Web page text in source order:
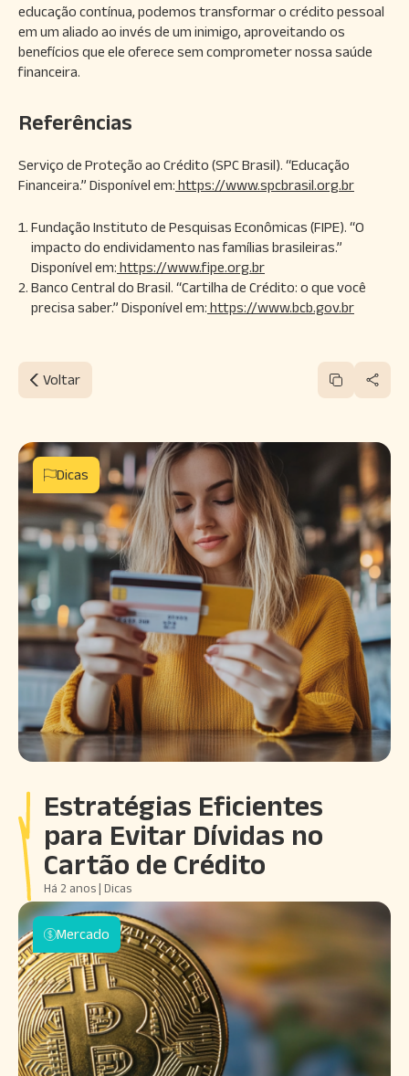
educação contínua, podemos transformar o crédito pessoal
em um aliado ao invés de um inimigo, aproveitando os
benefícios que ele oferece sem comprometer nossa saúde
financeira.
Referências
Serviço de Proteção ao Crédito (SPC Brasil). “Educação
Financeira.” Disponível em: https://www.spcbrasil.org.br
Fundação Instituto de Pesquisas Econômicas (FIPE). “O
impacto do endividamento nas famílias brasileiras.”
Disponível em: https://www.fipe.org.br
Banco Central do Brasil. “Cartilha de Crédito: o que você
precisa saber.” Disponível em: https://www.bcb.gov.br
Voltar
Dicas
Estratégias Eficientes
para Evitar Dívidas no
Cartão de Crédito
Há 2 anos | Dicas
Mercado